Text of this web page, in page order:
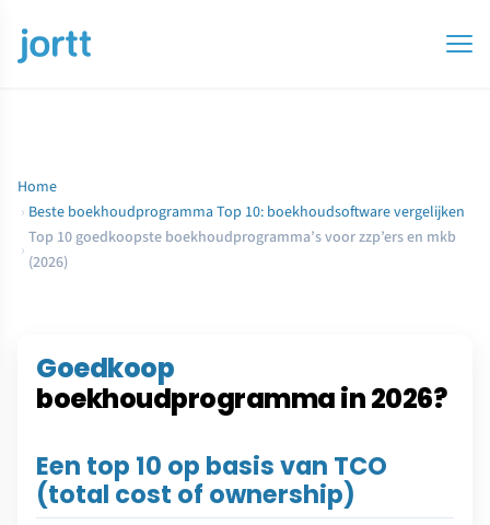
Home
› Beste boekhoudprogramma Top 10: boekhoudsoftware vergelijken
›
Top 10 goedkoopste boekhoudprogramma’s voor zzp’ers en mkb
(2026)
Goedkoop
boekhoudprogramma in 2026?
Een top 10 op basis van TCO
(total cost of ownership)